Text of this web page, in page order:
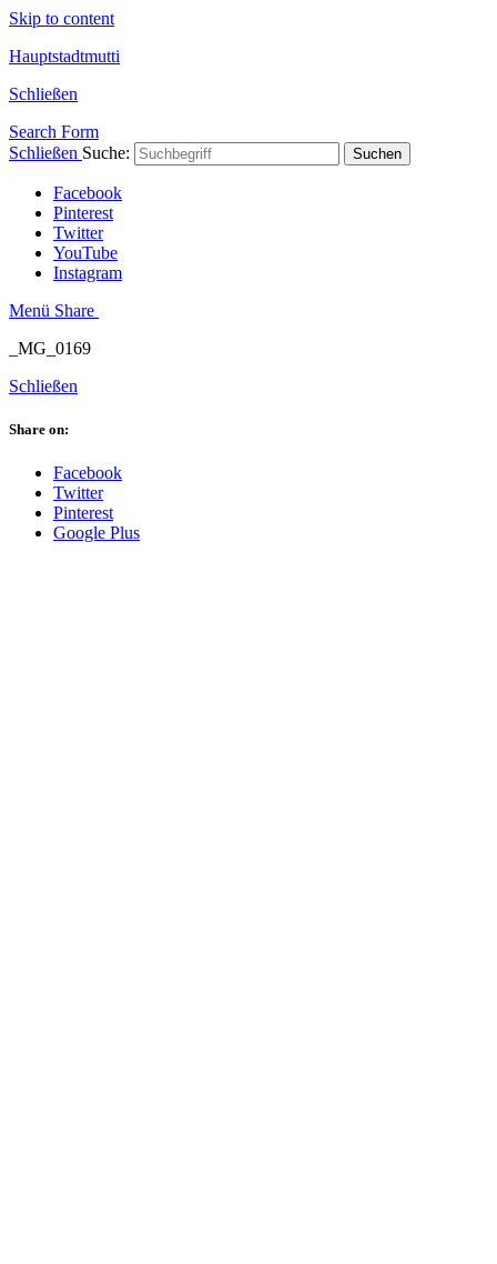
Skip to content
Hauptstadtmutti
Schließen
Search Form
Schließen Suche: Suchen
Facebook
Pinterest
Twitter
YouTube
Instagram
Menü Share
_MG_0169
Schließen
Share on:
Facebook
Twitter
Pinterest
Google Plus